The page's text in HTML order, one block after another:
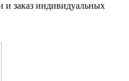
заказ индивидуальных